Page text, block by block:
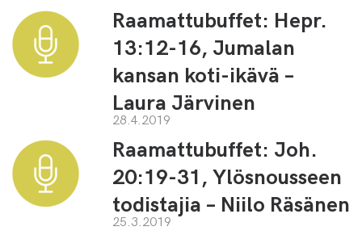
Raamattubuffet: Hepr.
13:12-16, Jumalan
kansan koti-ikävä –
Laura Järvinen
28.4.2019
Raamattubuffet: Joh.
20:19-31, Ylösnousseen
todistajia – Niilo Räsänen
25.3.2019